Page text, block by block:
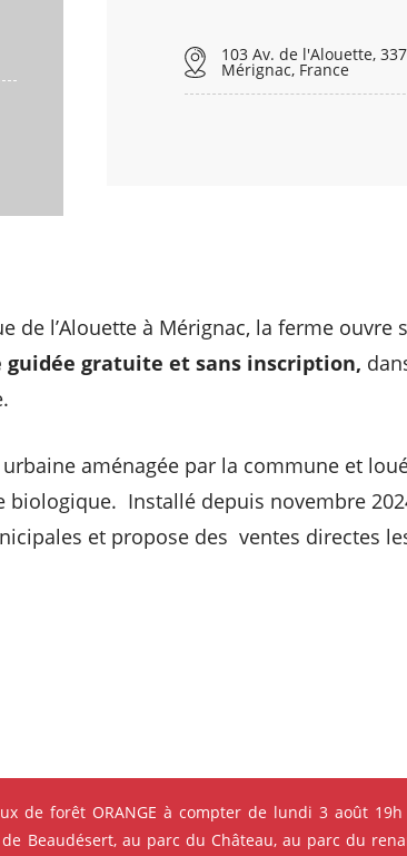
de forêt ORANGE à compter de lundi 3 août
Beaudésert, au parc du Château, au parc du
103 Av. de l'Alouette,
Mérignac, France
de l’Alouette à Mérignac, la ferme ouvre
guidée gratuite et sans inscription,
urbaine aménagée par la commune et
biologique. Installé depuis novembre
et propose des ventes directes